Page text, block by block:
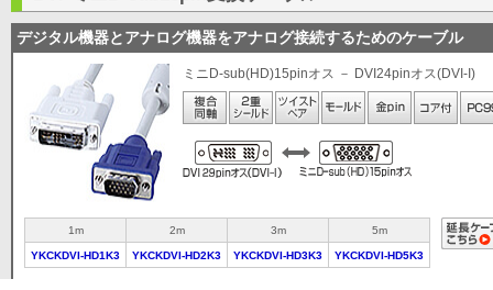
デジタル機器とアナログ機器をアナログ接続するためのケーブル
ミニD-sub(HD)15pinオス － DVI24pinオス(DVI-I)
1m 2m 3m 5m
YKCKDVI-HD1K3 YKCKDVI-HD2K3 YKCKDVI-HD3K3 YKCKDVI-HD5K3